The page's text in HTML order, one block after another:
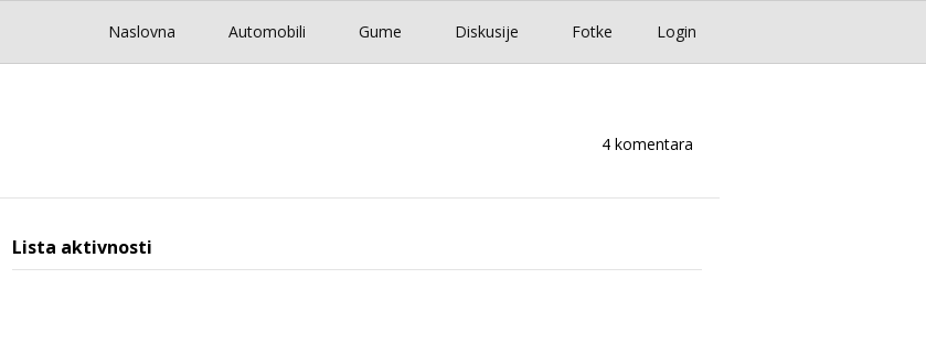
Login
Naslovna Automobili Gume Diskusije Fotke
4 komentara
Lista aktivnosti